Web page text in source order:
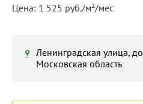
Цена: 1 525 руб./м²/мес
Ленинградская улица,
Московская область